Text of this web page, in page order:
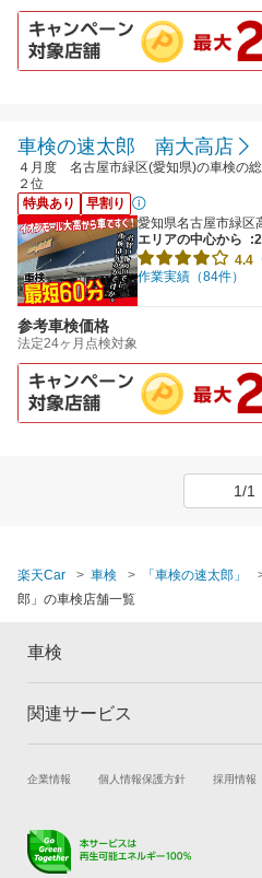
車検の速太郎 南大高店
４月度 名古屋市緑区(愛知県)の車検の
２位
特典あり
早割り
愛知県名古屋市緑区
エリアの中心から
4.4
作業実績（84件）
参考車検価格
法定24ヶ月点検対象
1/1
楽天Car 車検 「車検の速太郎」
郎」の車検店舗一覧
車検
トップ
車検の基礎知識
関連サービス
試乗・商談
キズ修理予約
企業情報 個人情報保護方針 採用情報